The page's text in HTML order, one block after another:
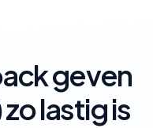
geven
lastig is